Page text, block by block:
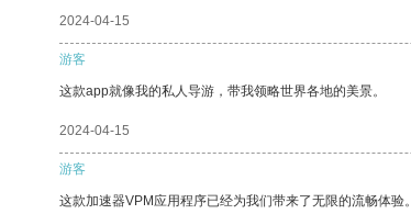
2024-04-15
游客
这款app就像我的私人导游，带我领略世界各地的美景。
2024-04-15
游客
这款加速器VPM应用程序已经为我们带来了无限的流畅体验。